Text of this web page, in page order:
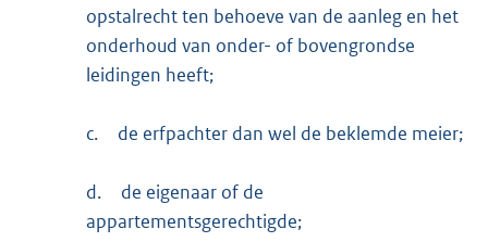
opstalrecht ten behoeve van de aanleg en het
onderhoud van onder- of bovengrondse
leidingen heeft;
c. de erfpachter dan wel de beklemde meier;
d.
de eigenaar of de
appartementsgerechtigde;